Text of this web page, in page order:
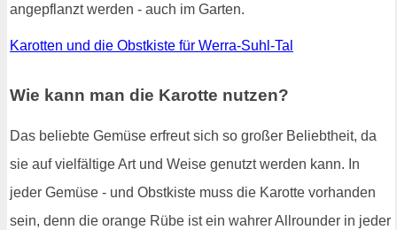
angepflanzt werden - auch im Garten.
Karotten und die Obstkiste für Werra-Suhl-Tal
Wie kann man die Karotte nutzen?
Das beliebte Gemüse erfreut sich so großer Beliebtheit, da
sie auf vielfältige Art und Weise genutzt werden kann. In
jeder Gemüse - und Obstkiste muss die Karotte vorhanden
sein, denn die orange Rübe ist ein wahrer Allrounder in jeder